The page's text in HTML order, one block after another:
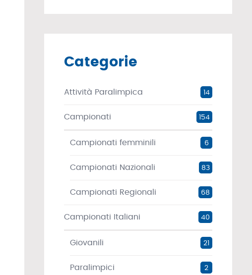
Categorie
Attività Paralimpica 14
Campionati 154
Campionati femminili 6
Campionati Nazionali 83
Campionati Regionali 68
Campionati Italiani 40
Giovanili 21
Paralimpici 2